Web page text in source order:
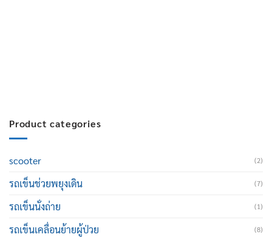
Product categories
scooter (2)
รถเข็นช่วยพยุงเดิน (7)
รถเข็นนั่งถ่าย (1)
รถเข็นเคลื่อนย้ายผู้ป่วย (8)